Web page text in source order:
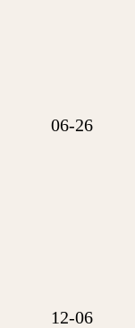
06-26
12-06